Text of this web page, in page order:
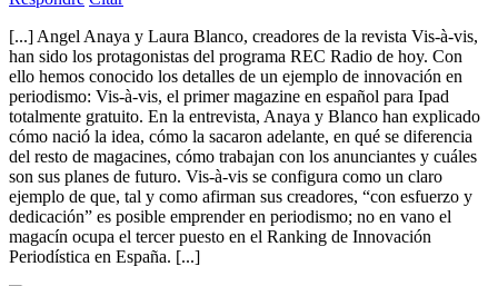
[...] Angel Anaya y Laura Blanco, creadores de la revista Vis-à-vis,
han sido los protagonistas del programa REC Radio de hoy. Con
ello hemos conocido los detalles de un ejemplo de innovación en
periodismo: Vis-à-vis, el primer magazine en español para Ipad
totalmente gratuito. En la entrevista, Anaya y Blanco han explicado
cómo nació la idea, cómo la sacaron adelante, en qué se diferencia
del resto de magacines, cómo trabajan con los anunciantes y cuáles
son sus planes de futuro. Vis-à-vis se configura como un claro
ejemplo de que, tal y como afirman sus creadores, “con esfuerzo y
dedicación” es posible emprender en periodismo; no en vano el
magacín ocupa el tercer puesto en el Ranking de Innovación
Periodística en España. [...]